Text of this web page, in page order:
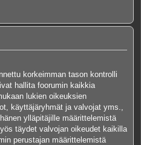
korkeimman tason kontrolli
hallita foorumin kaikkia
lukien oikeuksien
käyttäjäryhmät ja valvojat yms.,
ylläpitäjille määrittelemistä
täydet valvojan oikeudet kaikilla
perustajan määrittelemistä